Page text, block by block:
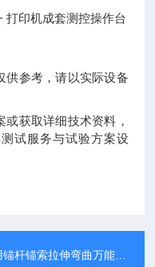
打印机成套测控操作台
供参考，请以实际设备
获取详细技术资料，
试服务与试验方案设
锚索拉伸弯曲万能试验机